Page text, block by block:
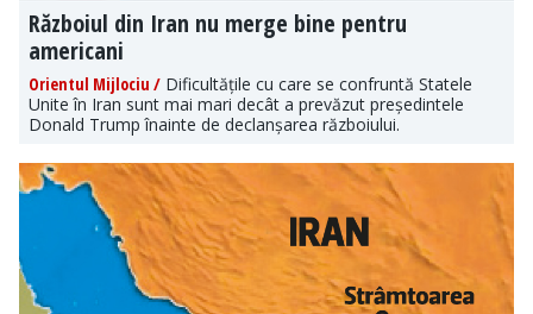
Războiul din Iran nu merge bine pentru
americani
Orientul Mijlociu / Dificultățile cu care se confruntă Statele
Unite în Iran sunt mai mari decât a prevăzut președintele
Donald Trump înainte de declanșarea războiului.